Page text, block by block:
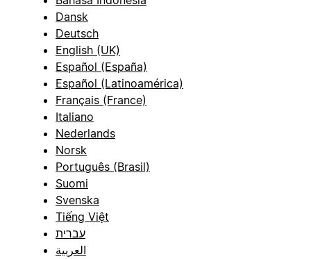
Dansk
Deutsch
English (UK)
Español (España)
Español (Latinoamérica)
Français (France)
Italiano
Nederlands
Norsk
Português (Brasil)
Suomi
Svenska
Tiếng Việt
עברית
العربية